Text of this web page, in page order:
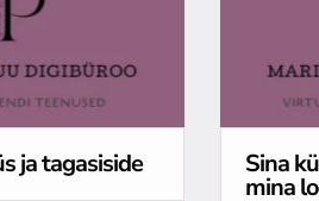
ja tagasiside Sina
mina